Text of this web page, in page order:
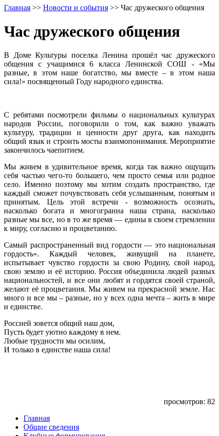
Главная >> Новости и события >> Час дружеского общения
Час дружеского общения
В Доме Культуры поселка Ленина прошёл час дружеского
общения с учащимися 6 класса Ленинской СОШ - «Мы
разные, в этом наше богатство, мы вместе – в этом наша
сила!» посвященный Году народного единства.
С ребятами посмотрели фильмы о национальных культурах
народов России, поговорили о том, как важно уважать
культуру, традиции и ценности друг друга, как находить
общий язык и строить мосты взаимопонимания. Мероприятие
закончилось чаепитием.
Мы живем в удивительное время, когда так важно ощущать
себя частью чего-то большего, чем просто семья или родное
село. Именно поэтому мы хотим создать пространство, где
каждый сможет почувствовать себя услышанным, понятым и
принятым. Цель этой встречи - возможность осознать,
насколько богата и многогранна наша страна, насколько
разные мы все, но в то же время — едины в своем стремлении
к миру, согласию и процветанию.
Самый распространенный вид гордости — это национальная
гордость». Каждый человек, живущий на планете,
испытывает чувство гордости за свою Родину, свой народ,
свою землю и её историю. Россия объединила людей разных
национальностей, и все они любят и гордятся своей страной,
желают её процветания. Мы живем на прекрасной земле. Нас
много и все мы – разные, но у всех одна мечта – жить в мире
и единстве.
Россией зовется общий наш дом,
Пусть будет уютно каждому в нем.
Любые трудности мы осилим,
И только в единстве наша сила!
просмотров: 82
Главная
Общие сведения